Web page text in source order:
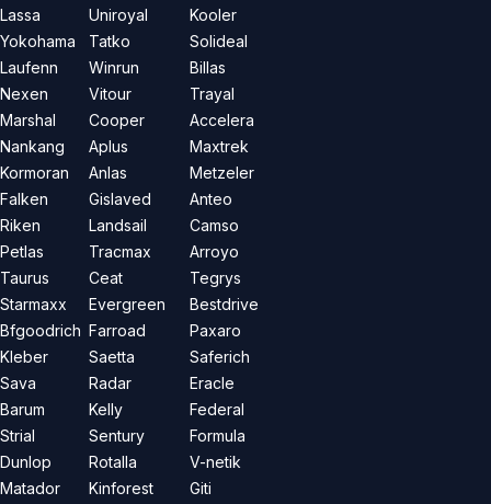
Lassa
Yokohama
Laufenn
Nexen
Marshal
Nankang
Kormoran
Falken
Riken
Petlas
Taurus
Starmaxx
Bfgoodrich
Kleber
Sava
Barum
Strial
Dunlop
Matador
Uniroyal
Tatko
Winrun
Vitour
Cooper
Aplus
Anlas
Gislaved
Landsail
Tracmax
Ceat
Evergreen
Farroad
Saetta
Radar
Kelly
Sentury
Rotalla
Kinforest
Kooler
Solideal
Billas
Trayal
Accelera
Maxtrek
Metzeler
Anteo
Camso
Arroyo
Tegrys
Bestdrive
Paxaro
Saferich
Eracle
Federal
Formula
V-netik
Giti